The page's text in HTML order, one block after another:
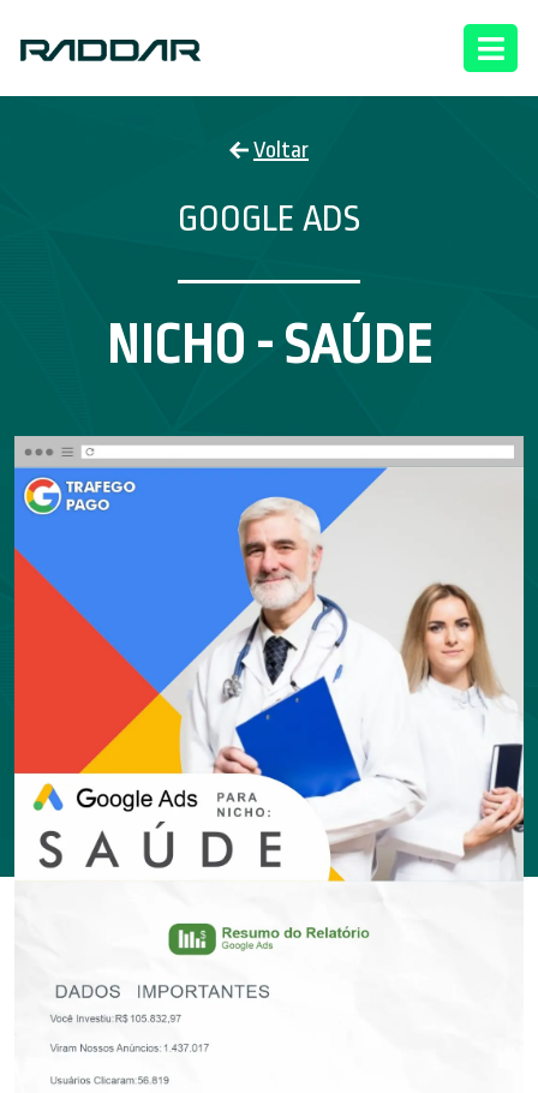
Voltar
GOOGLE ADS
NICHO - SAÚDE